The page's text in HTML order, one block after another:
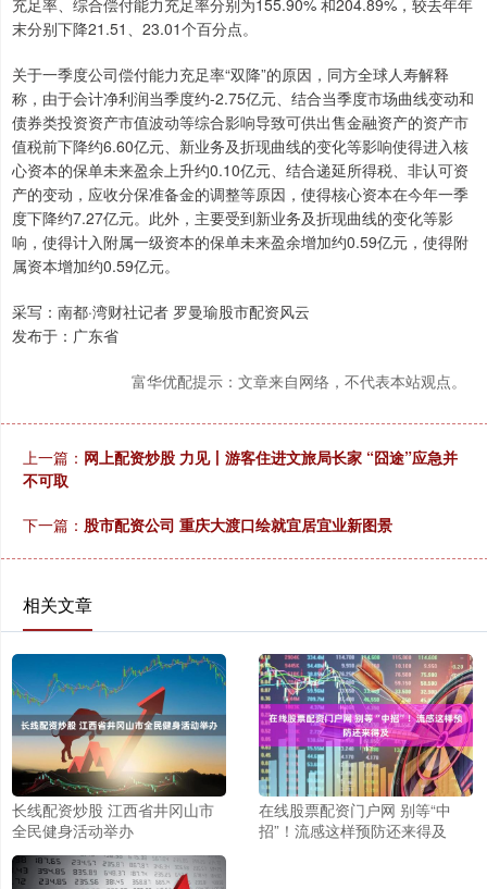
末分别下降21.51、23.01个百分点。
关于一季度公司偿付能力充足率“双降”的原因，同方全球人寿解释
称，由于会计净利润当季度约-2.75亿元、结合当季度市场曲线变动和
债券类投资资产市值波动等综合影响导致可供出售金融资产的资产市
值税前下降约6.60亿元、新业务及折现曲线的变化等影响使得进入核
心资本的保单未来盈余上升约0.10亿元、结合递延所得税、非认可资
产的变动，应收分保准备金的调整等原因，使得核心资本在今年一季
度下降约7.27亿元。此外，主要受到新业务及折现曲线的变化等影
响，使得计入附属一级资本的保单未来盈余增加约0.59亿元，使得附
属资本增加约0.59亿元。
采写：南都·湾财社记者 罗曼瑜股市配资风云
发布于：广东省
富华优配提示：文章来自网络，不代表本站观点。
上一篇： 网上配资炒股 力见丨游客住进文旅局长家 “囧途”应急并
不可取
下一篇： 股市配资公司 重庆大渡口绘就宜居宜业新图景
相关文章
长线配资炒股 江西省井冈山市
全民健身活动举办
在线股票配资门户网 别等“中
招”！流感这样预防还来得及